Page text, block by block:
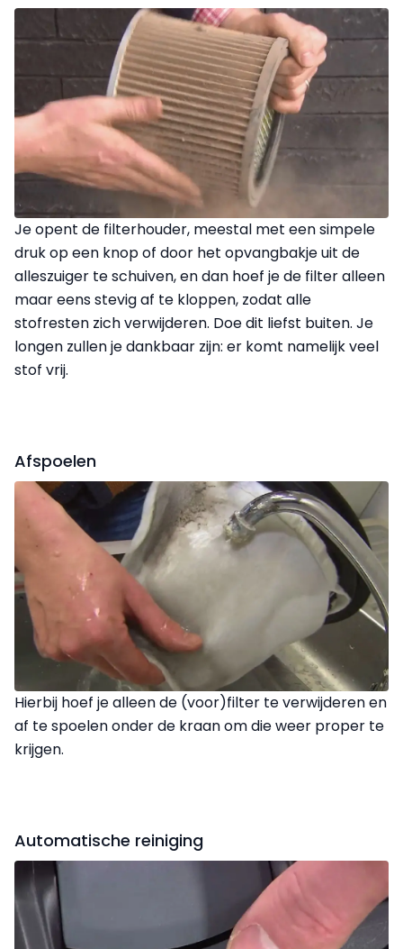
Je opent de filterhouder, meestal met een simpele
druk op een knop of door het opvangbakje uit de
alleszuiger te schuiven, en dan hoef je de filter alleen
maar eens stevig af te kloppen, zodat alle
stofresten zich verwijderen. Doe dit liefst buiten. Je
longen zullen je dankbaar zijn: er komt namelijk veel
stof vrij.
Afspoelen
Hierbij hoef je alleen de (voor)filter te verwijderen en
af te spoelen onder de kraan om die weer proper te
krijgen.
Automatische reiniging